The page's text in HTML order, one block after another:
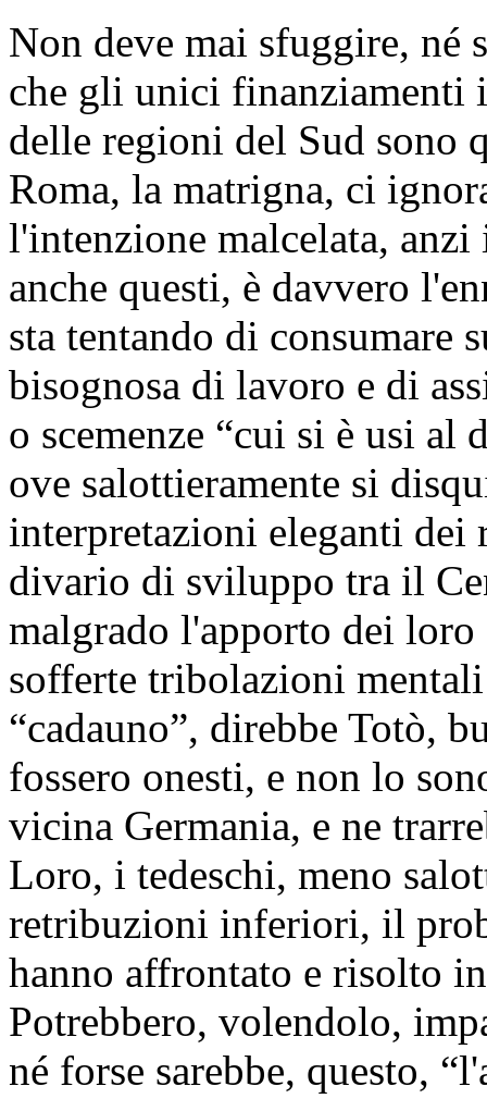
Non deve mai sfuggire, né
che gli unici finanziamenti
delle regioni del Sud sono
Roma, la matrigna, ci
l'intenzione malcelata,
anche questi, è davvero
sta tentando di consumare
bisognosa di lavoro e di
o scemenze “cui si è usi al
ove salottieramente si
interpretazioni eleganti dei
divario di sviluppo tra il
malgrado l'apporto dei
sofferte tribolazioni
“cadauno”, direbbe Totò,
fossero onesti, e non lo
vicina Germania, e ne
Loro, i tedeschi, meno
retribuzioni inferiori, il
hanno affrontato e risolto
Potrebbero, volendolo,
né forse sarebbe, questo,